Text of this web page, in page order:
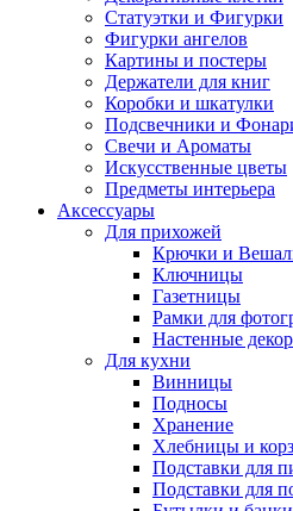
Статуэтки и Фигурки
Фигурки ангелов
Картины и постеры
Держатели для книг
Коробки и шкатулки
Подсвечники и
Свечи и Ароматы
Искусственные цветы
Предметы интерьера
Аксессуары
Для прихожей
Крючки и
Ключницы
Газетницы
Рамки для
Настенные декор
Для кухни
Винницы
Подносы
Хранение
Хлебницы и
Подставки для
Подставки для